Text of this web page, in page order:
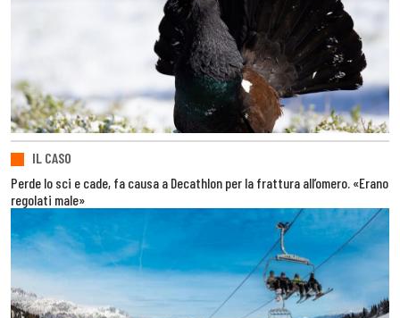
IL CASO
Perde lo sci e cade, fa causa a Decathlon per la frattura all’omero. «Erano
regolati male»